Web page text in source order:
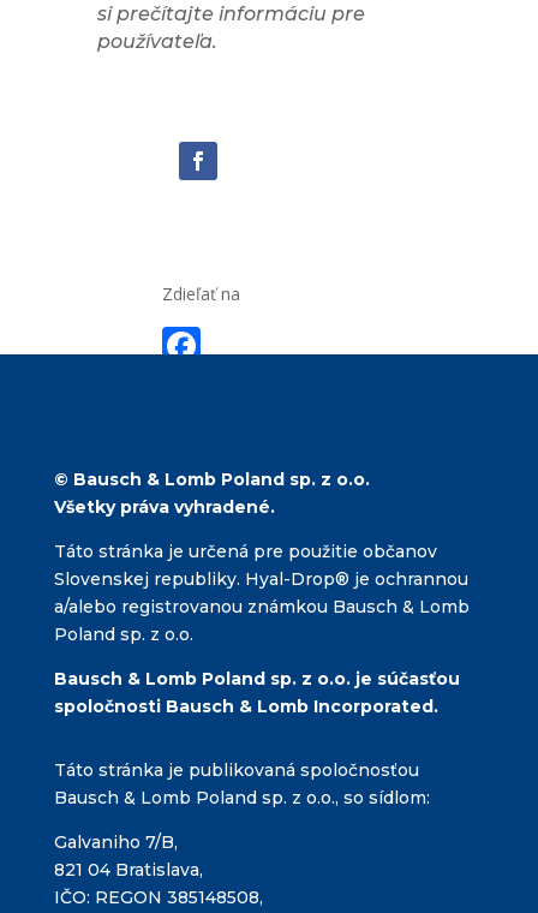
si prečítajte informáciu pre
používateľa.
Zdieľať na
F
b
o
o
k
© Bausch & Lomb Poland sp. z o.o.
Všetky práva vyhradené.
Táto stránka je určená pre použitie občanov
Slovenskej republiky. Hyal-Drop® je ochrannou
a/alebo registrovanou známkou Bausch & Lomb
Poland sp. z o.o.
Bausch & Lomb Poland sp. z o.o. je súčasťou
spoločnosti Bausch & Lomb Incorporated.
Táto stránka je publikovaná spoločnosťou
Bausch & Lomb Poland sp. z o.o., so sídlom:
Galvaniho 7/B,
821 04 Bratislava,
IČO: REGON 385148508,